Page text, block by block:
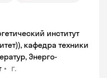
институт
кафедра техники
Энерго-
• г.